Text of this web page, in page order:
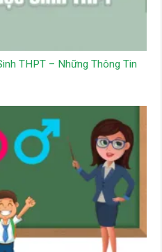
THPT – Những Thông Tin